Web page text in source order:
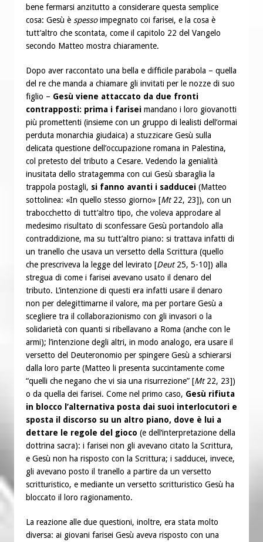
bene fermarsi anzitutto a considerare questa semplice
cosa: Gesù è spessoimpegnato coi farisei, e la cosa è
tutt’altro che scontata, come il capitolo 22 del Vangelo
secondo Matteo mostra chiaramente.
Dopo aver raccontato una bella e difficile parabola – quella
del re che manda a chiamare gli invitati per le nozze di suo
figlio – Gesù viene attaccato da due fronti
contrapposti: prima i farisei mandano i loro giovanotti
più promettenti (insieme con un gruppo di lealisti dell’ormai
perduta monarchia giudaica) a stuzzicare Gesù sulla
delicata questione dell’occupazione romana in Palestina,
col pretesto del tributo a Cesare. Vedendo la genialità
inusitata dello stratagemma con cui Gesù sbaraglia la
trappola postagli, si fanno avanti i sadducei (Matteo
sottolinea: «In quello stesso giorno» [Mt22, 23]), con un
trabocchetto di tutt’altro tipo, che voleva approdare al
medesimo risultato di sconfessare Gesù portandolo alla
contraddizione, ma su tutt’altro piano: si trattava infatti di
un tranello che usava un versetto della Scrittura (quello
che prescriveva la legge del levirato [Deut25, 5-10]) alla
stregua di come i farisei avevano usato il denaro del
tributo. L’intenzione di questi era infatti usare il denaro
non per delegittimarne il valore, ma per portare Gesù a
scegliere tra il collaborazionismo con gli invasori o la
solidarietà con quanti si ribellavano a Roma (anche con le
armi); l’intenzione degli altri, in modo analogo, era usare il
versetto del Deuteronomio per spingere Gesù a schierarsi
dalla loro parte (Matteo li presenta succintamente come
“quelli che negano che vi sia una risurrezione” [Mt22, 23])
o da quella dei farisei. Come nel primo caso, Gesù rifiuta
in blocco l’alternativa posta dai suoi interlocutori e
sposta il discorso su un altro piano, dove è lui a
dettare le regole del gioco (e dell’interpretazione della
dottrina sacra): i farisei non gli avevano citato la Scrittura,
e Gesù non ha risposto con la Scrittura; i sadducei, invece,
gli avevano posto il tranello a partire da un versetto
scritturistico, e mediante un versetto scritturistico Gesù ha
bloccato il loro ragionamento.
La reazione alle due questioni, inoltre, era stata molto
diversa: ai giovani farisei Gesù aveva risposto con una